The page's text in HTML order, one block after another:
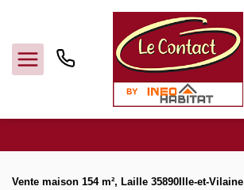
Vente maison 154 m², Laille 35890Ille-et-Vilaine